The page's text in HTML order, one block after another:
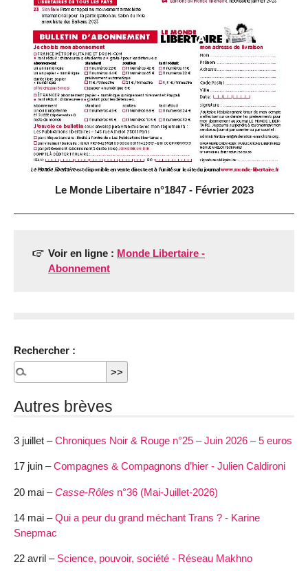
Le Monde Libertaire n°1847 - Février 2023
Voir en ligne : Monde Libertaire -
Abonnement
Rechercher :
Autres brèves
3 juillet –Chroniques Noir & Rouge n°25 – Juin 2026 – 5 euros
17 juin –Compagnes & Compagnons d’hier - Julien Caldironi
20 mai –Casse-Rôles n°36 (Mai-Juillet-2026)
14 mai –Qui a peur du grand méchant Trans ? - Karine
Snepmac
22 avril – Science, pouvoir, société - Réseau Makhno